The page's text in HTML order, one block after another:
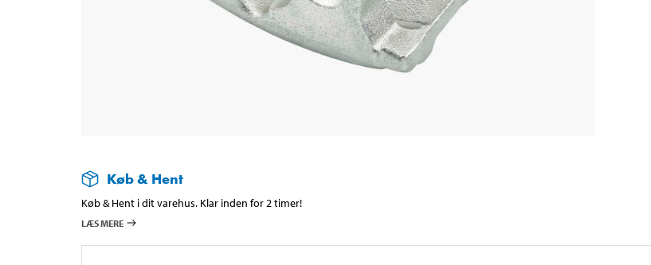
Køb & Hent
Køb & Hent i dit varehus. Klar inden for 2 timer!
LÆS MERE